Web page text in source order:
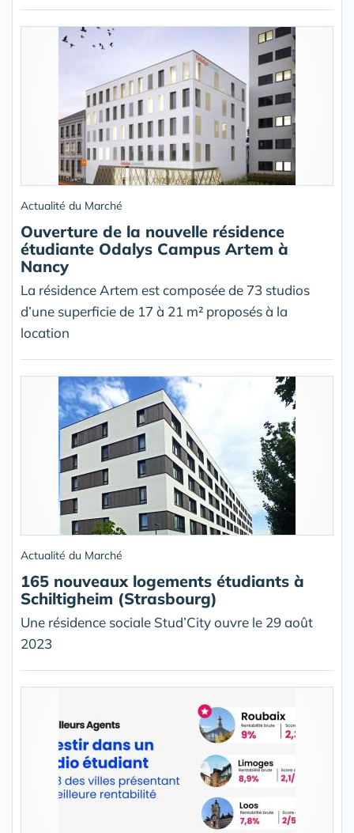
Actualité du Marché
Ouverture de la nouvelle résidence
étudiante Odalys Campus Artem à
Nancy
La résidence Artem est composée de 73 studios
d’une superficie de 17 à 21 m² proposés à la
location
Actualité du Marché
165 nouveaux logements étudiants à
Schiltigheim (Strasbourg)
Une résidence sociale Stud’City ouvre le 29 août
2023